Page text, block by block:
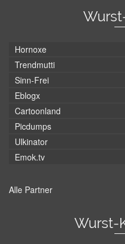
Hornoxe
Trendmutti
Sinn-Frei
Eblogx
Cartoonland
Picdumps
Ulkinator
Emok.tv
Alle Partner
Wurst-